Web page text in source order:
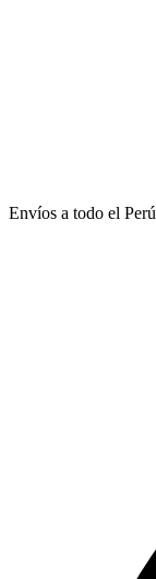
Envíos a todo el Perú